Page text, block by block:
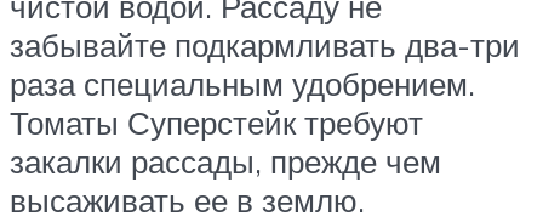
забывайте подкармливать два-три
раза специальным удобрением.
Томаты Суперстейк требуют
закалки рассады, прежде чем
высаживать ее в землю.